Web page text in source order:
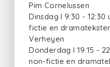
Pim Cornelussen
Dinsdag I 9:30 -
fictie en
Verheyen
Donderdag I 19:15 -
non-fictie en